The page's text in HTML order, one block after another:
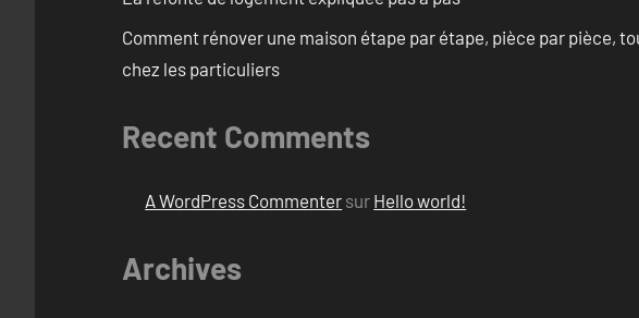
Comment rénover une maison étape par étape, pièce par pièce,
chez les particuliers
Recent Comments
A WordPress Commenter sur Hello world!
Archives